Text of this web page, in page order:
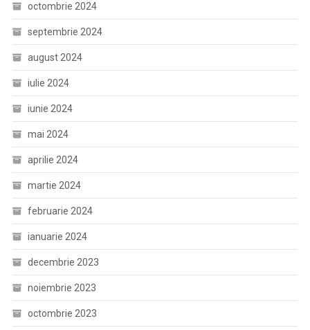
octombrie 2024
septembrie 2024
august 2024
iulie 2024
iunie 2024
mai 2024
aprilie 2024
martie 2024
februarie 2024
ianuarie 2024
decembrie 2023
noiembrie 2023
octombrie 2023